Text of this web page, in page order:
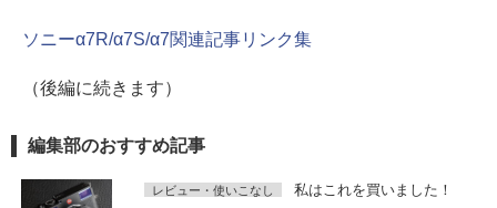
ソニーα7R/α7S/α7関連記事リンク集
（後編に続きます）
編集部のおすすめ記事
レビュー・使いこなし 私はこれを買いました！